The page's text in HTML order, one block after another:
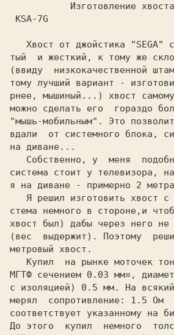
Изготовление
KSA-7G
   Хвост от джойстика
"SEGA"
тый  и жесткий, к тому же
(ввиду  низкокачественной
тому лучший вариант -
рнее, мышиный...) хвост
можно сделать его  гораздо
"мышь-мобильным". Это
вдали  от системного блока,
на диване...
система стоит у телевизора,
я на диване - примерно 2
стема немного в стороне,и
хвост был) дабы через него не
(вес  выдержит). Поэтому
метровый хвост.
МГТФ сечением 0.03 мм¤,
с изоляцией) 0.5 мм. На
мерял  сопротивление: 1.5 Ом
соответствует указанному на
До этого  купил  немного